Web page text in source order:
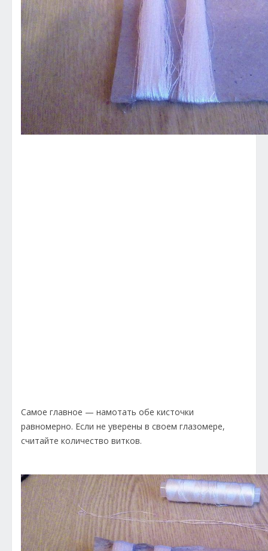
Самое главное — намотать обе кисточки
равномерно. Если не уверены в своем глазомере,
считайте количество витков.